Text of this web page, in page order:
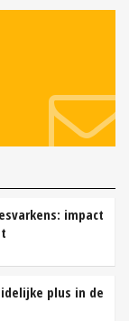
impact
plus in de